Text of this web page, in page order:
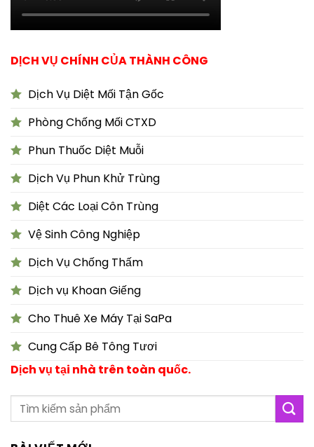
DỊCH VỤ CHÍNH CỦA THÀNH CÔNG
Dịch Vụ Diệt Mối Tận Gốc
Phòng Chống Mối CTXD
Phun Thuốc Diệt Muỗi
Dịch Vụ Phun Khử Trùng
Diệt Các Loại Côn Trùng
Vệ Sinh Công Nghiệp
Dịch Vụ Chống Thấm
Dịch vụ Khoan Giếng
Cho Thuê Xe Máy Tại SaPa
Cung Cấp Bê Tông Tươi
Dịch vụ tại nhà trên toàn quốc.